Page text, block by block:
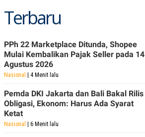
Terbaru
PPh 22 Marketplace Ditunda, Shopee
Mulai Kembalikan Pajak Seller pada 14
Agustus 2026
Nasional | 4 Menit lalu
Pemda DKI Jakarta dan Bali Bakal Rilis
Obligasi, Ekonom: Harus Ada Syarat
Ketat
Nasional | 6 Menit lalu